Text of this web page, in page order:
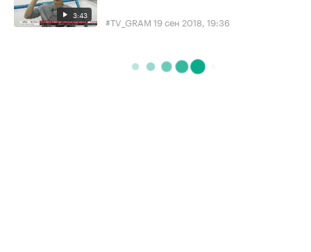
3:43 #TV_GRAM 19 сен 2018, 19:36